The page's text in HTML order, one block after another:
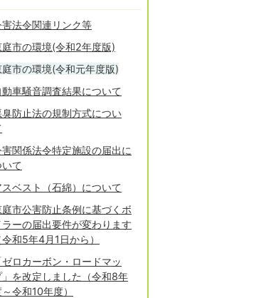
害法令関連リンク等
庭市の環境(令和2年度版)
庭市の環境(令和元年度版)
動車騒音調査結果について
臭防止法の規制方式につい
害関係法令特定施設の届出に
て
スベスト（石綿）について
庭市公害防止条例に基づくボ
ラーの届出要件が変わります
令和5年4月1日から）
ゼロカーボン・ロードマッ
」を改定しました（令和8年
～令和10年度）